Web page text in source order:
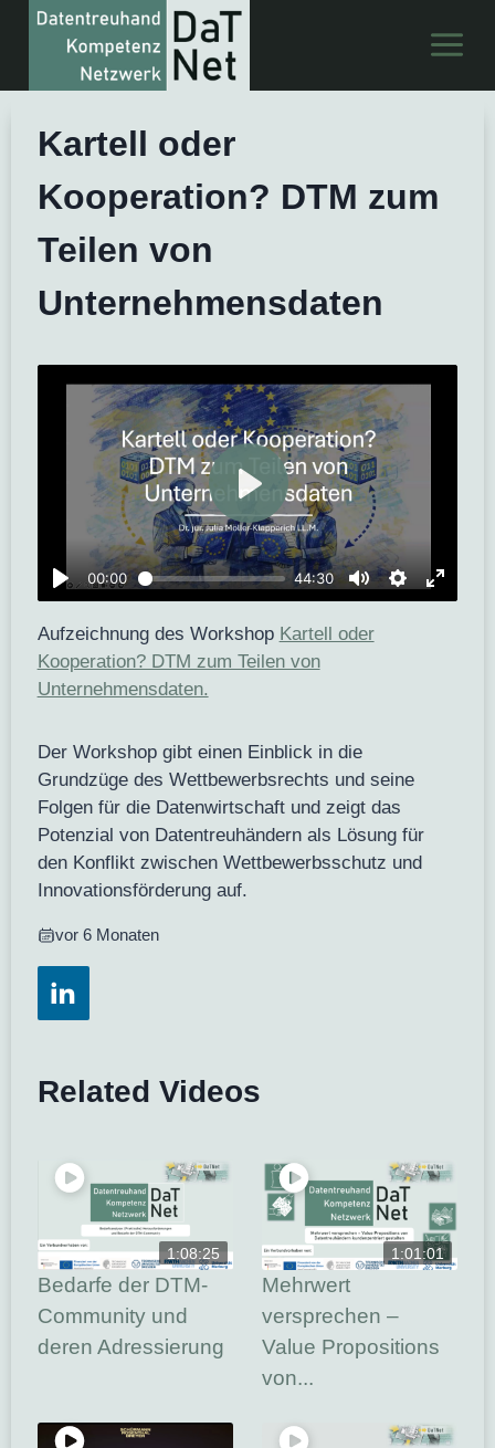
Kartell oder
Kooperation? DTM zum
Teilen von
Unternehmensdaten
Aufzeichnung des Workshop Kartell oder
Kooperation? DTM zum Teilen von
Unternehmensdaten.
Der Workshop gibt einen Einblick in die
Grundzüge des Wettbewerbsrechts und seine
Folgen für die Datenwirtschaft und zeigt das
Potenzial von Datentreuhändern als Lösung für
den Konflikt zwischen Wettbewerbsschutz und
Innovationsförderung auf.
vor 6 Monaten
Related Videos
1:08:25
Bedarfe der DTM-
Community und
deren Adressierung
1:01:01
Mehrwert
versprechen –
Value Propositions
von...